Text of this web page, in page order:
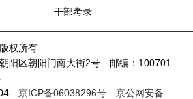
干部考录
权所有
阳区朝阳门南大街2号 邮编：100701
京ICP备06038296号 京公网安备